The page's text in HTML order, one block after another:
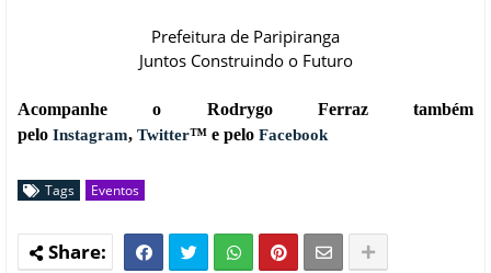
Prefeitura de Paripiranga
Juntos Construindo o Futuro
Acompanhe o Rodrygo Ferraz também
pelo Instagram, Twitter™ e pelo Facebook
Tags Eventos